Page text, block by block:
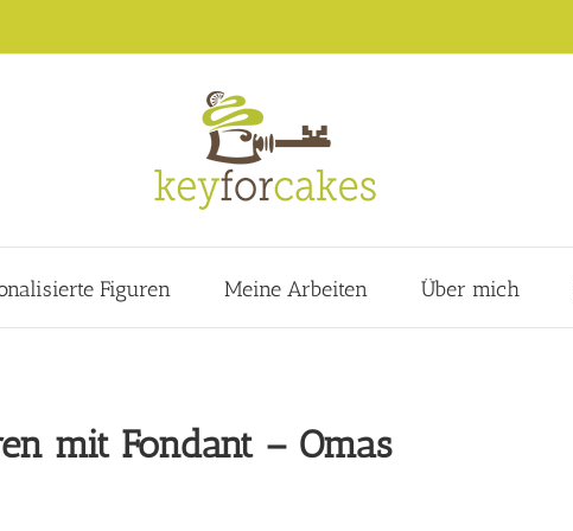
Figuren Meine Arbeiten Über mich
mit Fondant – Omas